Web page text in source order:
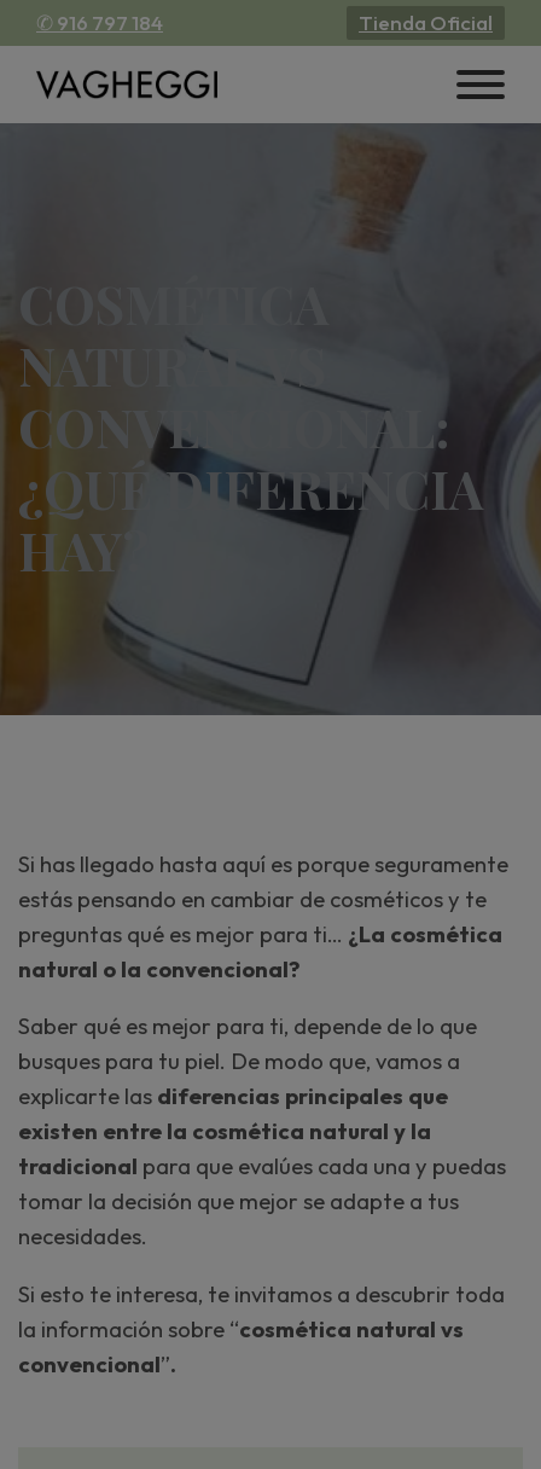
✆ 916 797 184 Tienda Oficial
COSMÉTICA
NATURAL VS
CONVENCIONAL:
¿QUÉ DIFERENCIA
HAY?
Si has llegado hasta aquí es porque seguramente
estás pensando en cambiar de cosméticos y te
preguntas qué es mejor para ti… ¿La cosmética
natural o la convencional?
Saber qué es mejor para ti, depende de lo que
busques para tu piel. De modo que, vamos a
explicarte las diferencias principales que
existen entre la cosmética natural y la
tradicional para que evalúes cada una y puedas
tomar la decisión que mejor se adapte a tus
necesidades.
Si esto te interesa, te invitamos a descubrir toda
la información sobre “cosmética natural vs
convencional”.